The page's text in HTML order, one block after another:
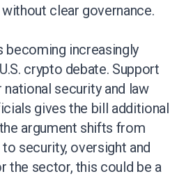
clear governance.
becoming increasingly
crypto debate. Support
security and law
gives the bill additional
argument shifts from
security, oversight and
the sector, this could be a